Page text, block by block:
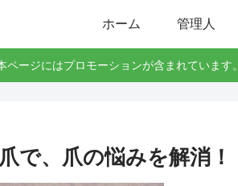
ホーム 管理人
ページにはプロモーションが含まれています。
で、爪の悩みを解消！